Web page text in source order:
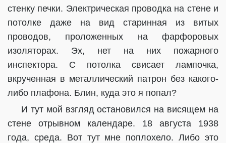
стенку печки. Электрическая проводка на стене и
потолке даже на вид старинная из витых
проводов, проложенных на фарфоровых
изоляторах. Эх, нет на них пожарного
инспектора. С потолка свисает лампочка,
вкрученная в металлический патрон без какого-
либо плафона. Блин, куда это я попал?
И тут мой взгляд остановился на висящем на
стене отрывном календаре. 18 августа 1938
года, среда. Вот тут мне поплохело. Либо это